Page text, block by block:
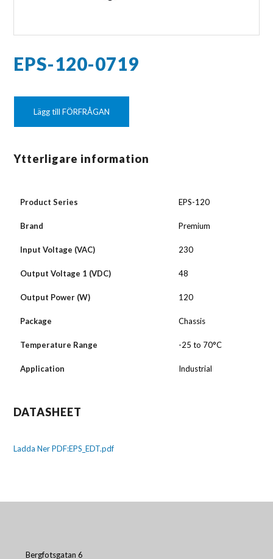
EPS-120-0719
Lägg till FÖRFRÅGAN
Ytterligare information
Product Series EPS-120
Brand Premium
Input Voltage (VAC) 230
Output Voltage 1 (VDC) 48
Output Power (W) 120
Package Chassis
Temperature Range -25 to 70°C
Application Industrial
DATASHEET
Ladda Ner PDF:EPS_EDT.pdf
Bergfotsgatan 6